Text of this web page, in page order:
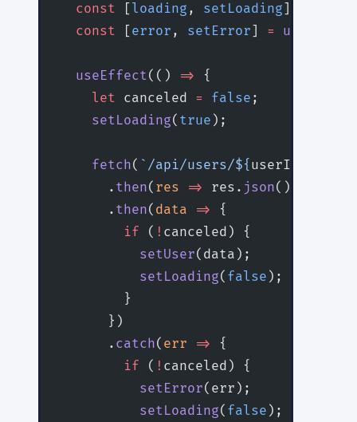
  const
[ loading , setLoading ]
  const
[ error , setError ] = useState
  useEffect
(() => {
    let
canceled = false ;
    setLoading
( true );
    fetch
( `/api/users/${ userId
      .
then( res => res. json())
      .
then( data => {
        if
( ! canceled) {
          setUser
(data);
          setLoading
( false );
        }
      })
      .
catch( err => {
        if
( ! canceled) {
          setError
(err);
          setLoading
( false );